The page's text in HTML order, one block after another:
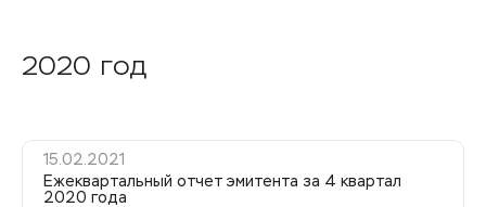
2020 год
15.02.2021
Ежеквартальный отчет эмитента за 4 квартал
2020 года